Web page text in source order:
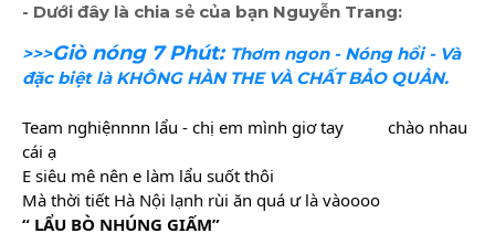
- Dưới đây là chia sẻ của bạn Nguyễn Trang:
>>>Giò nóng 7 Phút: Thơm ngon - Nóng hổi - Và
đặc biệt là KHÔNG HÀN THE VÀ CHẤT BẢO QUẢN.
Team nghiệnnnn lẩu - chị em mình giơ tay
chào nhau
cái ạ
E siêu mê nên e làm lẩu suốt thôi
Mà thời tiết Hà Nội lạnh rùi ăn quá ư là vàoooo
“ LẨU BÒ NHÚNG GIẤM”